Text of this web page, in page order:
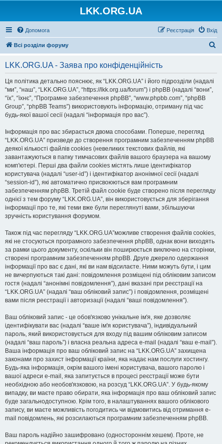
LKK.ORG.UA
Допомога Вхід
Реєстрація
Всі розділи форуму
LKK.ORG.UA - Заява про конфіденційність
Ця політика детально пояснює, як “LKK.ORG.UA” і його підрозділи (надалі
“ми”, “наш”, “LKK.ORG.UA”, “https://lkk.org.ua/forum”) і phpBB (надалі “вони”,
“їх”, “їхнє”, “Програмне забезпечення phpBB”, “www.phpbb.com”, “phpBB
Group”, “phpBB Teams”) використовують інформацію, отриману під час
будь-якої вашої сесії (надалі “інформація про вас”).
Інформація про вас збирається двома способами. Поперше, перегляд
“LKK.ORG.UA” призведе до створення програмним забезпеченням phpBB
деякої кількості файлів cookies (невеликих текстових файлів, які
завантажуються в папку тимчасових файлів вашого браузера на вашому
комп'ютері. Перші два файли cookies містять лише ідентифікатор
користувача (надалі “user-id”) і ідентифікатор анонімної сесії (надалі
“session-id”), які автоматично присвоюються вам програмним
забезпеченням phpBB. Третій файл cookie буде створено після перегляду
однієї з тем форуму “LKK.ORG.UA”, він використовується для зберігання
інформації про те, які теми вже були переглянуті вами, збільшуючи
зручність користування форумом.
Також під час перегляду “LKK.ORG.UA”можливе створення файлів cookies,
які не стосуються програмного забезпечення phpBB, однак вони виходять
за рамки цього документу, оскільки він поширюється виключно на сторінки,
створені програмним забезпеченням phpBB. Друге джерело одержання
інформації про вас є дані, які ви нам відсилаєте. Ними можуть бути, і цим
не вичерпуються такі дані: повідомлення розміщені під обліковим записом
гостя (надалі “анонімні повідомлення”), дані вказані при реєстрації на
“LKK.ORG.UA” (надалі “ваш обліковий запис”) і повідомлення, розміщені
вами після реєстрації і авторизації (надалі “ваші повідомлення”).
Ваш обліковий запис - це обов'язково унікальне ім'я, яке дозволяє
ідентифікувати вас (надалі “ваше ім'я користувача”), індивідуальний
пароль, який використовується для входу під вашим обліковим записом
(надалі “ваш пароль”) і власна реальна адреса e-mail (надалі “ваш e-mail”).
Ваша інформація про ваш обліковий запис на “LKK.ORG.UA” захищена
законами про захист інформації країни, яка надає нам послуги хостингу.
Будь-яка інформація, окрім вашого імені користувача, вашого паролю і
вашої адреси e-mail, яка запитується в процесі реєстрації може бути
необхідною або необов'язковою, на розсуд “LKK.ORG.UA”. У будь-якому
випадку, ви маєте право обирати, яка інформація про ваш обліковий запис
буде загальнодоступною. Крім того, в налаштуваннях вашого облікового
запису, ви маєте можливість погодитись чи відмовитись від отримання e-
mail повідомлень, які розсилаються програмним забезпеченням phpBB.
Ваш пароль надійно зашифровано (одностороннім хешем). Проте, не